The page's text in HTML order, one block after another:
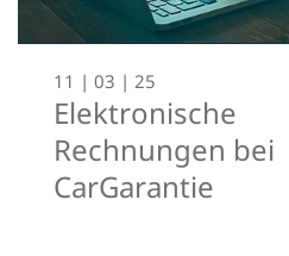
11 | 03 | 25
Elektronische
Rechnungen bei
CarGarantie